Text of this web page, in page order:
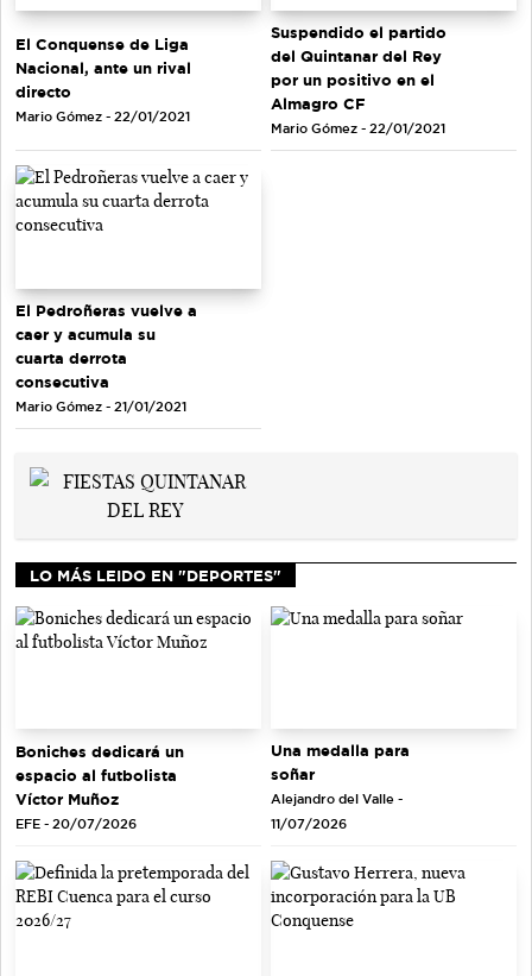
El Conquense de Liga
Nacional, ante un rival
directo
Mario Gómez - 22/01/2021
Suspendido el partido
del Quintanar del Rey
por un positivo en el
Almagro CF
Mario Gómez - 22/01/2021
El Pedroñeras vuelve a
caer y acumula su
cuarta derrota
consecutiva
Mario Gómez - 21/01/2021
LO MÁS LEIDO EN "DEPORTES"
Boniches dedicará un
espacio al futbolista
Víctor Muñoz
EFE - 20/07/2026
Una medalla para
soñar
Alejandro del Valle -
11/07/2026